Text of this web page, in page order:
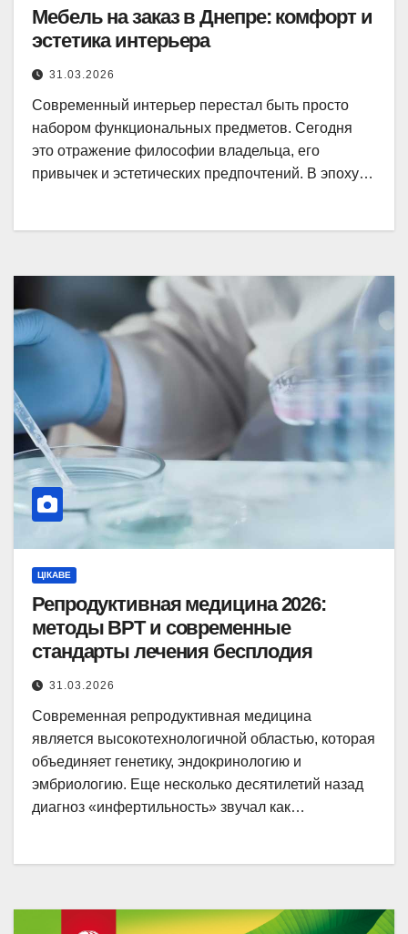
Мебель на заказ в Днепре: комфорт и
эстетика интерьера
31.03.2026
Современный интерьер перестал быть просто
набором функциональных предметов. Сегодня
это отражение философии владельца, его
привычек и эстетических предпочтений. В эпоху…
ЦІКАВЕ
Репродуктивная медицина 2026:
методы ВРТ и современные
стандарты лечения бесплодия
31.03.2026
Современная репродуктивная медицина
является высокотехнологичной областью, которая
объединяет генетику, эндокринологию и
эмбриологию. Еще несколько десятилетий назад
диагноз «инфертильность» звучал как…